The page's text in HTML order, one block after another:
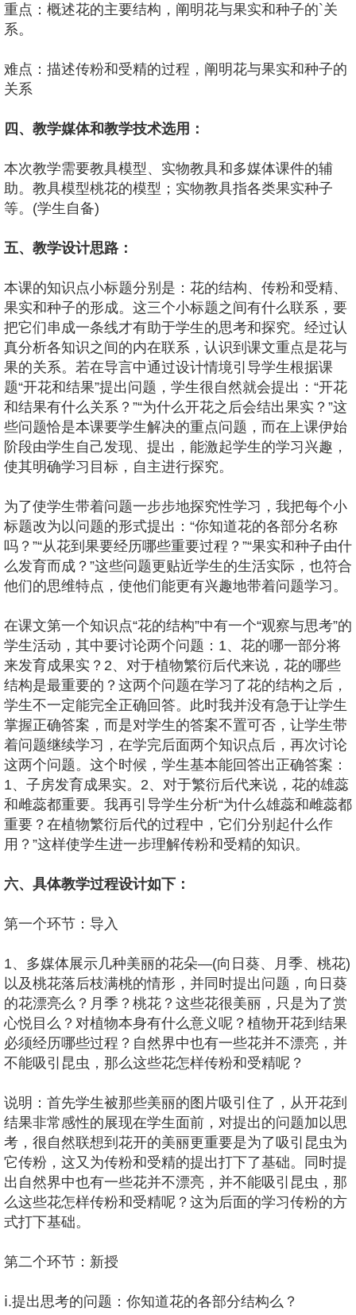
重点：概述花的主要结构，阐明花与果实和种子的`关
系。
难点：描述传粉和受精的过程，阐明花与果实和种子的
关系
四、教学媒体和教学技术选用：
本次教学需要教具模型、实物教具和多媒体课件的辅
助。教具模型桃花的模型；实物教具指各类果实种子
等。(学生自备)
五、教学设计思路：
本课的知识点小标题分别是：花的结构、传粉和受精、
果实和种子的形成。这三个小标题之间有什么联系，要
把它们串成一条线才有助于学生的思考和探究。经过认
真分析各知识之间的内在联系，认识到课文重点是花与
果的关系。若在导言中通过设计情境引导学生根据课
题“开花和结果”提出问题，学生很自然就会提出：“开花
和结果有什么关系？”“为什么开花之后会结出果实？”这
些问题恰是本课要学生解决的重点问题，而在上课伊始
阶段由学生自己发现、提出，能激起学生的学习兴趣，
使其明确学习目标，自主进行探究。
为了使学生带着问题一步步地探究性学习，我把每个小
标题改为以问题的形式提出：“你知道花的各部分名称
吗？”“从花到果要经历哪些重要过程？”“果实和种子由什
么发育而成？”这些问题更贴近学生的生活实际，也符合
他们的思维特点，使他们能更有兴趣地带着问题学习。
在课文第一个知识点“花的结构”中有一个“观察与思考”的
学生活动，其中要讨论两个问题：1、花的哪一部分将
来发育成果实？2、对于植物繁衍后代来说，花的哪些
结构是最重要的？这两个问题在学习了花的结构之后，
学生不一定能完全正确回答。此时我并没有急于让学生
掌握正确答案，而是对学生的答案不置可否，让学生带
着问题继续学习，在学完后面两个知识点后，再次讨论
这两个问题。这个时候，学生基本能回答出正确答案：
1、子房发育成果实。2、对于繁衍后代来说，花的雄蕊
和雌蕊都重要。我再引导学生分析“为什么雄蕊和雌蕊都
重要？在植物繁衍后代的过程中，它们分别起什么作
用？”这样使学生进一步理解传粉和受精的知识。
六、具体教学过程设计如下：
第一个环节：导入
1、多媒体展示几种美丽的花朵—(向日葵、月季、桃花)
以及桃花落后枝满桃的情形，并同时提出问题，向日葵
的花漂亮么？月季？桃花？这些花很美丽，只是为了赏
心悦目么？对植物本身有什么意义呢？植物开花到结果
必须经历哪些过程？自然界中也有一些花并不漂亮，并
不能吸引昆虫，那么这些花怎样传粉和受精呢？
说明：首先学生被那些美丽的图片吸引住了，从开花到
结果非常感性的展现在学生面前，对提出的问题加以思
考，很自然联想到花开的美丽更重要是为了吸引昆虫为
它传粉，这又为传粉和受精的提出打下了基础。同时提
出自然界中也有一些花并不漂亮，并不能吸引昆虫，那
么这些花怎样传粉和受精呢？这为后面的学习传粉的方
式打下基础。
第二个环节：新授
ⅰ.提出思考的问题：你知道花的各部分结构么？